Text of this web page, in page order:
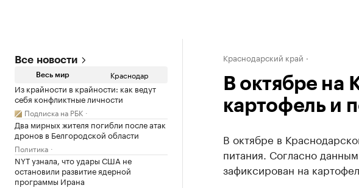
Все новости
Весь мир Краснодар
Из крайности в крайности: как ведут
себя конфликтные личности
Подписка на РБК
Два мирных жителя погибли после атак
дронов в Белгородской области
Политика
NYT узнала, что удары США не
остановили развитие ядерной
программы Ирана
Краснодарский край
В октябре на
картофель и
В октябре в
питания. Согласно
зафиксирован на